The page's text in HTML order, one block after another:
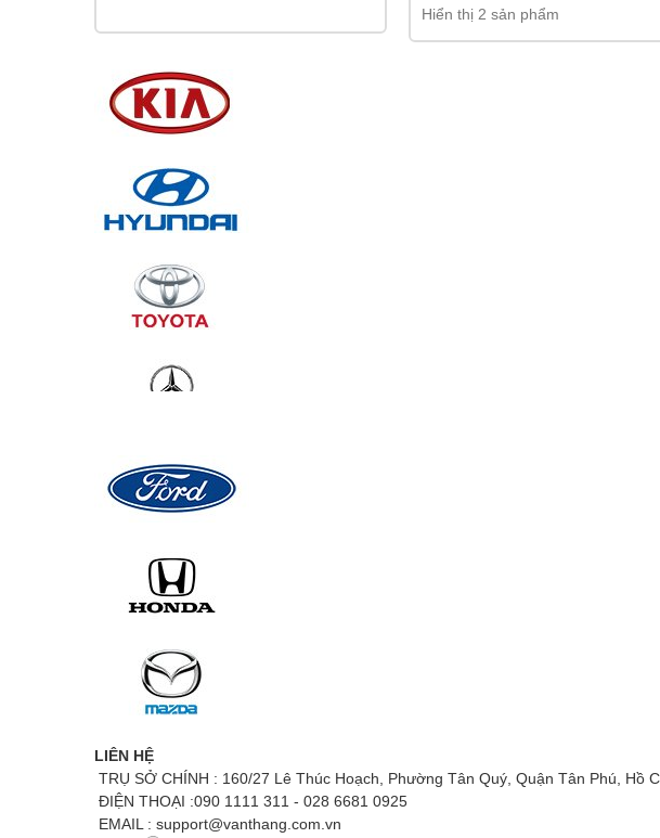
Hiển thị 2 sản phẩm
LIÊN HỆ
TRỤ SỞ CHÍNH : 160/27 Lê Thúc Hoạch, Phường Tân Quý, Quận Tân Phú, Hồ
ĐIỆN THOẠI :090 1111 311 - 028 6681 0925
EMAIL : support@vanthang.com.vn